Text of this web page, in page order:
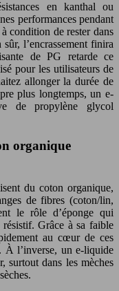
en kanthal ou
performances pendant
condition de rester dans
l’encrassement finira
de PG retarde ce
pour les utilisateurs de
allonger la durée de
plus longtemps, un e-
de propylène glycol
organique
du coton organique,
de fibres (coton/lin,
le rôle d’éponge qui
Grâce à sa faible
au cœur de ces
À l’inverse, un e-liquide
surtout dans les mèches